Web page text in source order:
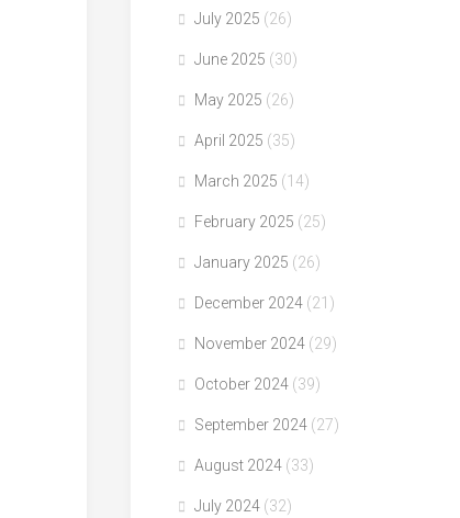
July 2025 (26)
June 2025 (30)
May 2025 (26)
April 2025 (35)
March 2025 (14)
February 2025 (25)
January 2025 (26)
December 2024 (21)
November 2024 (29)
October 2024 (39)
September 2024 (27)
August 2024 (33)
July 2024 (32)